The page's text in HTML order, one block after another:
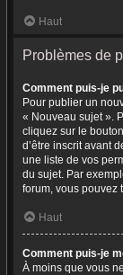
Haut
Problèmes de
Comment puis-je
Pour publier un
« Nouveau sujet ».
cliquez sur le
d’être inscrit avant
une liste de vos
du sujet. Par
forum, vous pouvez
Haut
Comment puis-je
À moins que vous